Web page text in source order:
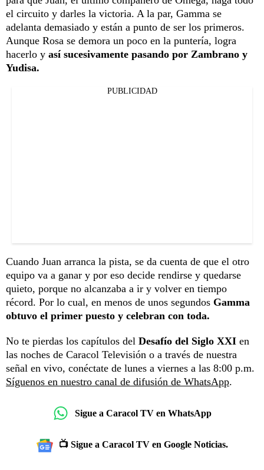
el circuito y darles la victoria. A la par, Gamma se
adelanta demasiado y están a punto de ser los primeros.
Aunque Rosa se demora un poco en la puntería, logra
hacerlo y así sucesivamente pasando por Zambrano y
Yudisa.
PUBLICIDAD
Cuando Juan arranca la pista, se da cuenta de que el otro
equipo va a ganar y por eso decide rendirse y quedarse
quieto, porque no alcanzaba a ir y volver en tiempo
récord. Por lo cual, en menos de unos segundos Gamma
obtuvo el primer puesto y celebran con toda.
No te pierdas los capítulos del Desafío del Siglo XXI en
las noches de Caracol Televisión o a través de nuestra
señal en vivo, conéctate de lunes a viernes a las 8:00 p.m.
Síguenos en nuestro canal de difusión de WhatsApp.
Sigue a Caracol TV en WhatsApp
📺 Sigue a Caracol TV en Google Noticias.